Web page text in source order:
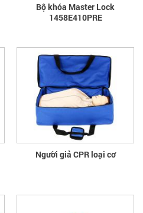
Bộ khóa Master Lock
1458E410PRE
Người giả CPR loại cơ